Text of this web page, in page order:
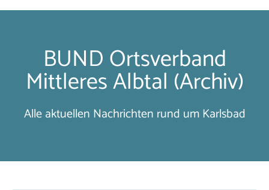
BUND Ortsverband
Mittleres Albtal (Archiv)
Alle aktuellen Nachrichten rund um Karlsbad